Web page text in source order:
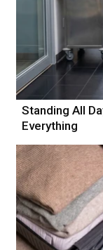
Standing All
Everything